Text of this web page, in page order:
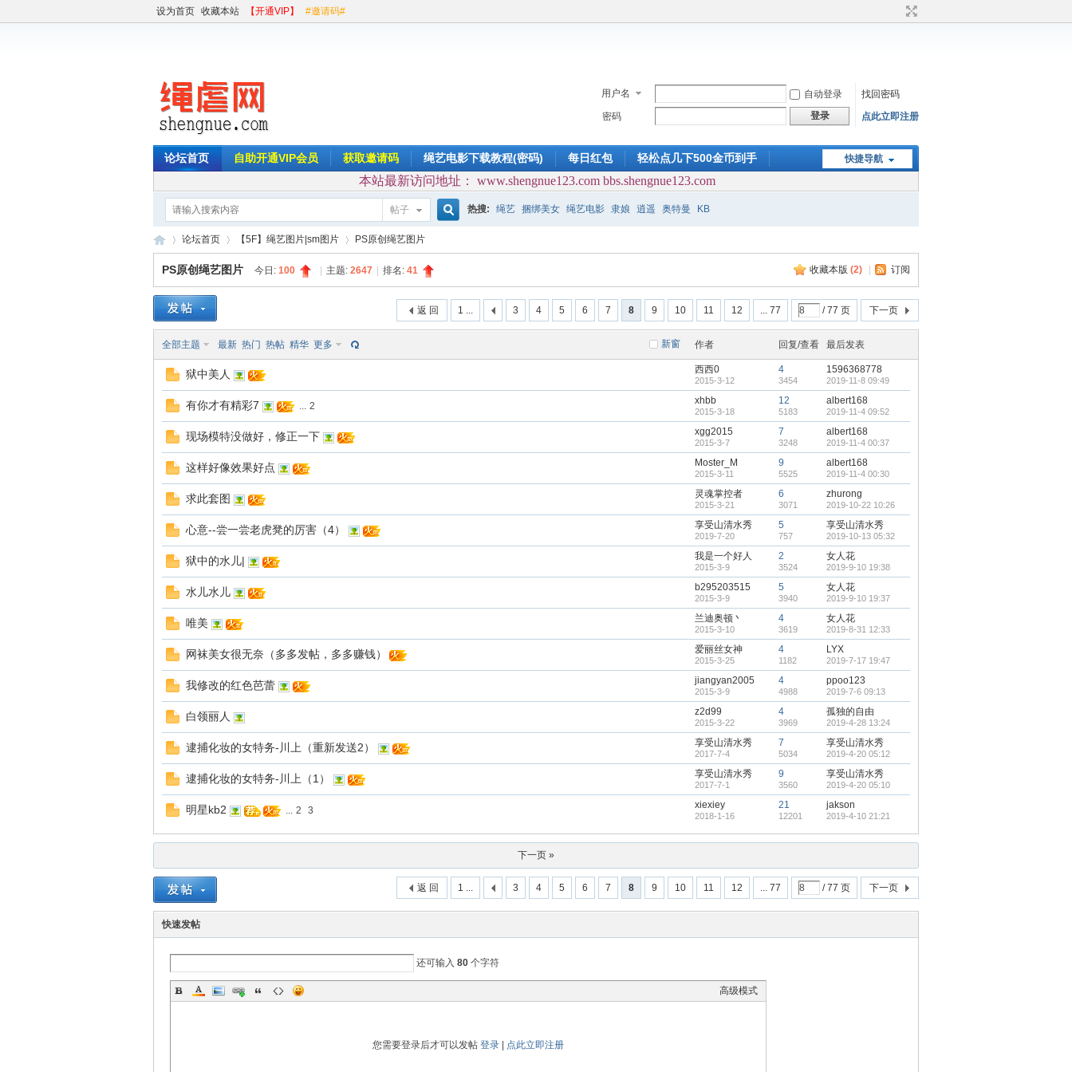
设为首页 收藏本站 【开通VIP】 #邀请码#
用户名 自动登录
找回密码
密码
登录 点此立即注册
快捷导航
论坛首页 自助开通VIP会员 获取邀请码 绳艺电影下载教程(密码) 每日红包 轻松点几下500金币到手
本站最新访问地址： www.shengnue123.com bbs.shengnue123.com
帖子
索
热搜: 绳艺 捆绑美女 绳艺电影 隶娘 逍遥 奥特曼 KB
»
论坛首页 【5F】绳艺图片|sm图片 PS原创绳艺图片
收藏本版 (2) 订阅
PS原创绳艺图片 今日: 100 主题: 2647 排名: 41
1 ... 3 4 5 6 7 8 9 10 11 12 ... 77 / 77 页 下一页
返 回
新窗
全部主题 最新 热门 热帖 精华 更多 作者 回复/查看 最后发表
狱中美人 西西0
2015-3-12
4
3454
1596368778
2019-11-8 09:49
有你才有精彩7 ... 2 xhbb
2015-3-18
12
5183
albert168
2019-11-4 09:52
现场模特没做好，修正一下 xgg2015
2015-3-7
7
3248
albert168
2019-11-4 00:37
这样好像效果好点 Moster_M
2015-3-11
9
5525
albert168
2019-11-4 00:30
求此套图 灵魂掌控者
2015-3-21
6
3071
zhurong
2019-10-22 10:26
心意--尝一尝老虎凳的厉害（4） 享受山清水秀
2019-7-20
5
757
享受山清水秀
2019-10-13 05:32
狱中的水儿| 我是一个好人
2015-3-9
2
3524
女人花
2019-9-10 19:38
水儿水儿 b295203515
2015-3-9
5
3940
女人花
2019-9-10 19:37
唯美 兰迪奥顿丶
2015-3-10
4
3619
女人花
2019-8-31 12:33
网袜美女很无奈（多多发帖，多多赚钱） 爱丽丝女神
2015-3-25
4
1182
LYX
2019-7-17 19:47
我修改的红色芭蕾 jiangyan2005
2015-3-9
4
4988
ppoo123
2019-7-6 09:13
白领丽人 z2d99
2015-3-22
4
3969
孤独的自由
2019-4-28 13:24
逮捕化妆的女特务-川上（重新发送2） 享受山清水秀
2017-7-4
7
5034
享受山清水秀
2019-4-20 05:12
逮捕化妆的女特务-川上（1） 享受山清水秀
2017-7-1
9
3560
享受山清水秀
2019-4-20 05:10
明星kb2 ... 2 3 xiexiey
2018-1-16
21
12201
jakson
2019-4-10 21:21
下一页 »
1 ... 3 4 5 6 7 8 9 10 11 12 ... 77 / 77 页 下一页
返 回
快速发帖
还可输入 80 个字符
高级模式
您需要登录后才可以发帖 登录 点此立即注册